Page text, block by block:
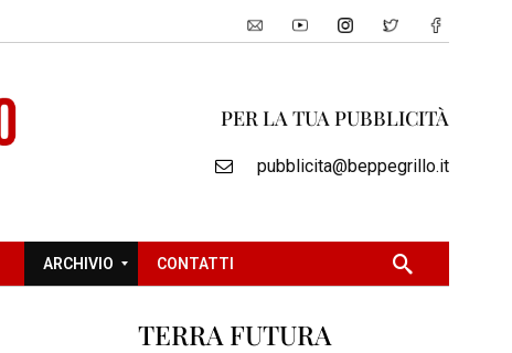
PER LA TUA PUBBLICITÀ
pubblicita@beppegrillo.it
ARCHIVIO CONTATTI
TERRA FUTURA